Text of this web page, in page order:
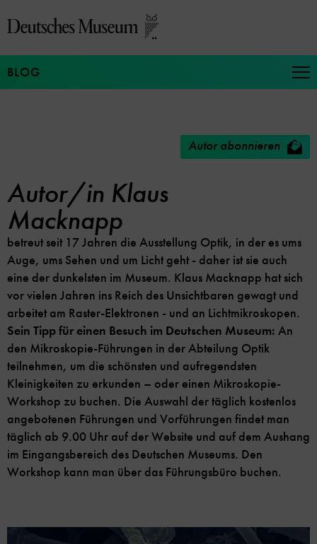
zum
BLOG
Autor abonnieren
Autor/in Klaus
Macknapp
betreut seit 17 Jahren die Ausstellung Optik, in der es ums
Auge, ums Sehen und um Licht geht - daher ist sie auch
eine der dunkelsten im Museum. Klaus Macknapp hat sich
vor vielen Jahren ins Reich des Unsichtbaren gewagt und
arbeitet am Raster-Elektronen - und an Lichtmikroskopen.
Sein Tipp für einen Besuch im Deutschen Museum: An
den Mikroskopie-Führungen in der Abteilung Optik
teilnehmen, um die schönsten und aufregendsten
Kleinigkeiten zu erkunden – oder einen Mikroskopie-
Workshop zu buchen. Die Auswahl der täglich kostenlos
angebotenen Führungen und Vorführungen findet man
täglich ab 9.00 Uhr auf der Website und auf dem Aushang
im Eingangsbereich des Deutschen Museums. Den
Workshop kann man über das Führungsbüro buchen.